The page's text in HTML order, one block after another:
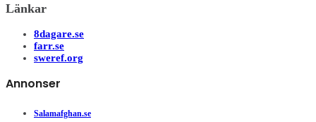
Länkar
8dagare.se
farr.se
sweref.org
Annonser
Salamafghan.se